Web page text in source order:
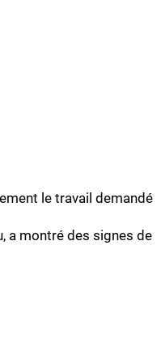
le travail demandé
a montré des signes de